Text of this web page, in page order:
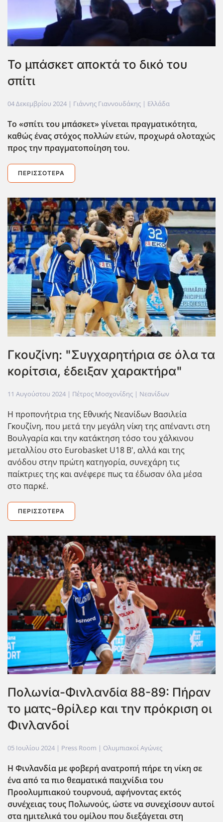
Το μπάσκετ αποκτά το δικό του
σπίτι
04 Δεκεμβρίου 2024 | Γιάννης Γιαννουδάκης | Ελλάδα
Το «σπίτι του μπάσκετ» γίνεται πραγματικότητα,
καθώς ένας στόχος πολλών ετών, προχωρά ολοταχώς
προς την πραγματοποίηση του.
ΠΕΡΙΣΣΌΤΕΡΑ
Γκουζίνη: "Συγχαρητήρια σε όλα τα
κορίτσια, έδειξαν χαρακτήρα"
11 Αυγούστου 2024 | Πέτρος Μοσχονίδης | Νεανίδων
Η προπονήτρια της Εθνικής Νεανίδων Βασιλεία
Γκουζίνη, που μετά την μεγάλη νίκη της απέναντι στη
Βουλγαρία και την κατάκτηση τόσο του χάλκινου
μεταλλίου στο Eurobasket U18 B', αλλά και της
ανόδου στην πρώτη κατηγορία, συνεχάρη τις
παίκτριες της και ανέφερε πως τα έδωσαν όλα μέσα
στο παρκέ.
ΠΕΡΙΣΣΌΤΕΡΑ
Πολωνία-Φινλανδία 88-89: Πήραν
το ματς-θρίλερ και την πρόκριση οι
Φινλανδοί
05 Ιουλίου 2024 | Press Room | Ολυμπιακοί Αγώνες
Η Φινλανδία με φοβερή ανατροπή πήρε τη νίκη σε
ένα από τα πιο θεαματικά παιχνίδια του
Προολυμπιακού τουρνουά, αφήνοντας εκτός
συνέχειας τους Πολωνούς, ώστε να συνεχίσουν αυτοί
στα ημιτελικά του ομίλου που διεξάγεται στη